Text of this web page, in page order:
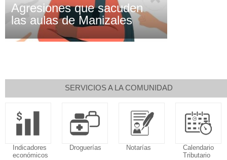
Agresiones que sacuden
las aulas de Manizales
SERVICIOS A LA COMUNIDAD
Indicadores
económicos
Droguerías Notarías
Calendario
Tributario